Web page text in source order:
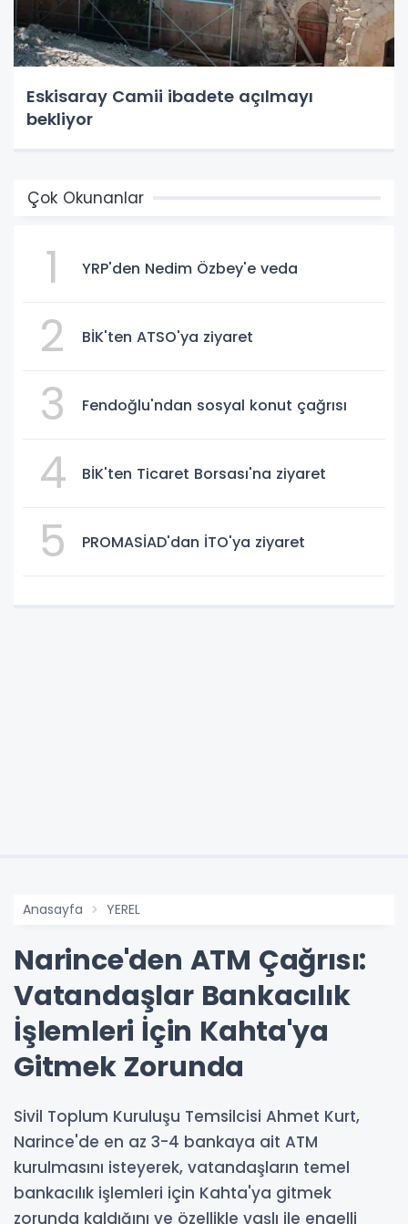
Eskisaray Camii ibadete açılmayı
bekliyor
Çok Okunanlar
1 YRP'den Nedim Özbey'e veda
2 BİK'ten ATSO'ya ziyaret
3 Fendoğlu'ndan sosyal konut çağrısı
4 BİK'ten Ticaret Borsası'na ziyaret
5 PROMASİAD'dan İTO'ya ziyaret
Anasayfa YEREL
Narince'den ATM Çağrısı:
Vatandaşlar Bankacılık
İşlemleri İçin Kahta'ya
Gitmek Zorunda
Sivil Toplum Kuruluşu Temsilcisi Ahmet Kurt,
Narince'de en az 3-4 bankaya ait ATM
kurulmasını isteyerek, vatandaşların temel
bankacılık işlemleri için Kahta'ya gitmek
zorunda kaldığını ve özellikle yaşlı ile engelli